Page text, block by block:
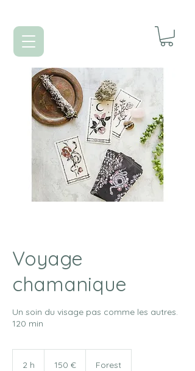
Voyage
chamanique
Un soin du visage pas comme les autres.
120 min
2 h 150 € Forest